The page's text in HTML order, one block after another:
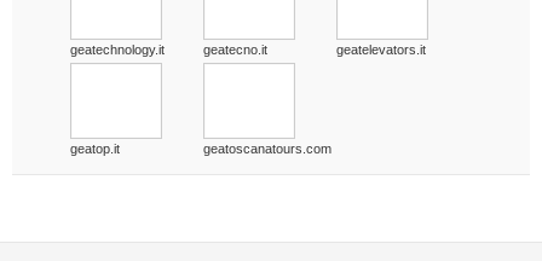
geatechnology.it geatecno.it geatelevators.it
geatop.it geatoscanatours.com